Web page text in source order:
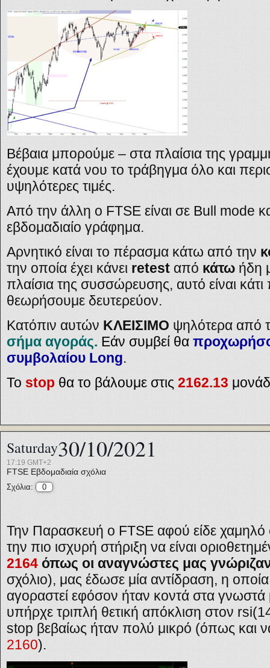
Βέβαια μπορούμε – στα πλαίσια της
έχουμε κατά νου το τράβηγμα όλο και
υψηλότερες τιμές.
Από την άλλη ο FTSE είναι σε Bull mode
εβδομαδιαίο γράφημα.
Αρνητικό είναι το πέρασμα κάτω από την
την οποία έχει κάνει retest από κάτω ήδη
πλαίσια της συσσώρευσης, αυτό είναι
θεωρήσουμε δευτερεύον.
Κατόπιν αυτών ΚΛΕΙΣΙΜΟ ψηλότερα από
σήμα αγοράς. Εάν συμβεί θα
συμβολαίου Long.
Το stop θα το βάλουμε στις 2162.13
Saturday30/10/2021
17:19 GMT+2
FTSE Εβδομαδιαία σχόλια
Σχόλια: 0
Την Παρασκευή ο FTSE αφού είδε χαμηλό
την πιο ισχυρή στήριξη να είναι
2164 όπως οι αναγνώστες μας
σχόλιο), μας έδωσε μία αντίδραση, η
αγοραστεί εφόσον ήταν κοντά στα γνωστά
υπήρχε τριπλή θετική απόκλιση στον
stop βεβαίως ήταν πολύ μικρό (όπως και
2160).